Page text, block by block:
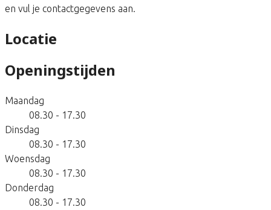
en vul je contactgegevens aan.
Locatie
Openingstijden
Maandag
08.30 - 17.30
Dinsdag
08.30 - 17.30
Woensdag
08.30 - 17.30
Donderdag
08.30 - 17.30